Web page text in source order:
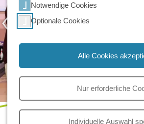
‹
Jahresabschluss
Notwendige Cookies
Optionale Cookies
Alle Cookies
Nur erforderliche
Individuelle Auswahl